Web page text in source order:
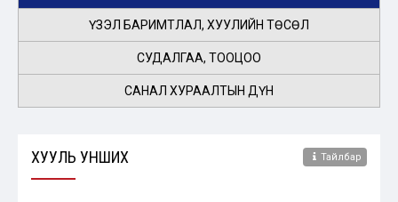
ҮЗЭЛ БАРИМТЛАЛ, ХУУЛИЙН ТӨСӨЛ
СУДАЛГАА, ТООЦОО
САНАЛ ХУРААЛТЫН ДҮН
ХУУЛЬ УНШИХ Тайлбар